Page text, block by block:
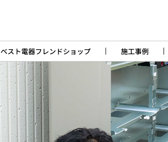
ベスト電器フレンドショップ 施工事例